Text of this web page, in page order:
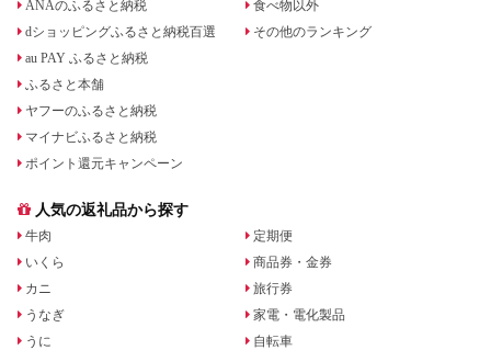
ANAのふるさと納税
dショッピングふるさと納税百選
au PAY ふるさと納税
ふるさと本舗
ヤフーのふるさと納税
マイナビふるさと納税
ポイント還元キャンペーン
食べ物以外
その他のランキング
人気の返礼品から探す
牛肉
いくら
カニ
うなぎ
うに
定期便
商品券・金券
旅行券
家電・電化製品
自転車